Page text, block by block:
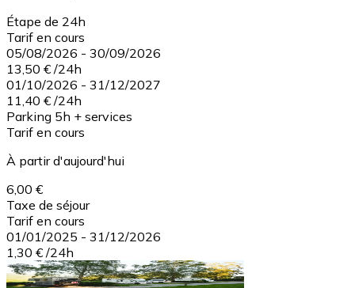
Étape de 24h
Tarif en cours
05/08/2026 - 30/09/2026
13,50 € /24h
01/10/2026 - 31/12/2027
11,40 € /24h
Parking 5h + services
Tarif en cours
À partir d'aujourd'hui
6,00 €
Taxe de séjour
Tarif en cours
01/01/2025 - 31/12/2026
1,30 € /24h